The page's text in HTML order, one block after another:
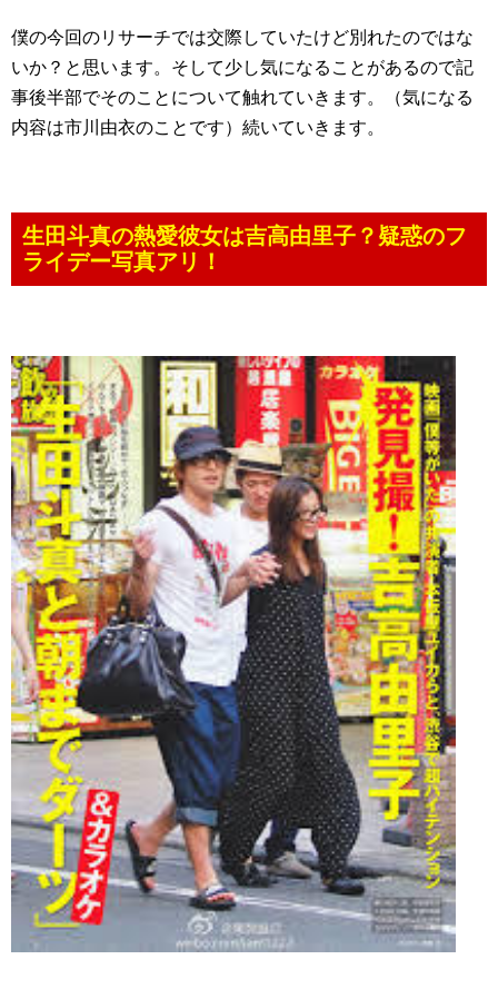
僕の今回のリサーチでは交際していたけど別れたのではな
いか？と思います。そして少し気になることがあるので記
事後半部でそのことについて触れていきます。（気になる
内容は市川由衣のことです）続いていきます。
生田斗真の熱愛彼女は吉高由里子？疑惑のフ
ライデー写真アリ！